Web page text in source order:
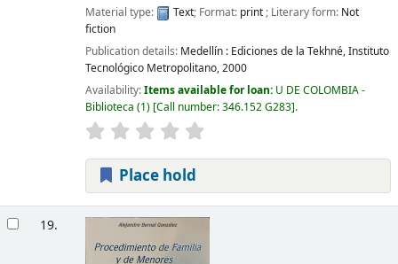
Material type:
Text; Format: print; Literary form: Not
fiction
Publication details: Medellín : Ediciones de la Tekhné, Instituto
Tecnológico Metropolitano,2000
Availability:Items available for loan: U DE COLOMBIA -
Biblioteca (1) Call number:346.152 G283 .
Place hold
19.